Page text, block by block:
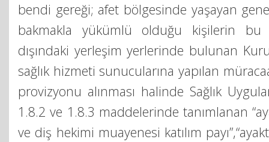
bendi gereği; afet bölgesinde yaşayan
bakmakla yükümlü olduğu kişilerin
dışındaki yerleşim yerlerinde bulunan
sağlık hizmeti sunucularına yapılan
provizyonu alınması halinde Sağlık
1.8.2 ve 1.8.3 maddelerinde tanımlanan
ve diş hekimi muayenesi katılım